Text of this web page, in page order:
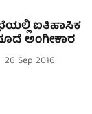
ಐತಿಹಾಸಿಕ
ಅಂಗೀಕಾರ
26 Sep 2016